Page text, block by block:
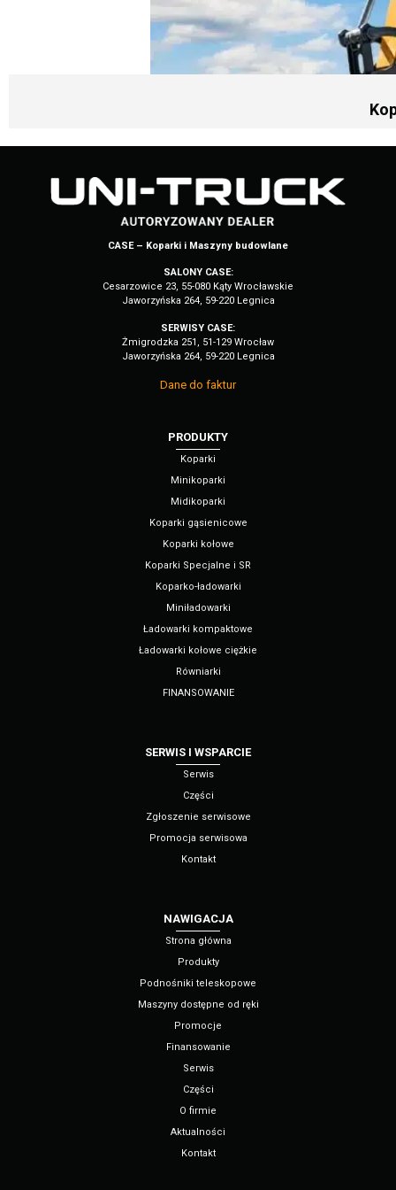
CASE – Koparki i Maszyny budowlane
SALONY CASE:
Cesarzowice 23, 55-080 Kąty Wrocławskie
Jaworzyńska 264, 59-220 Legnica
SERWISY CASE:
Żmigrodzka 251, 51-129 Wrocław
Jaworzyńska 264, 59-220 Legnica
Dane do faktur
PRODUKTY
Koparki
Minikoparki
Midikoparki
Koparki gąsienicowe
Koparki kołowe
Koparki Specjalne i SR
Koparko-ładowarki
Miniładowarki
Ładowarki kompaktowe
Ładowarki kołowe ciężkie
Równiarki
FINANSOWANIE
SERWIS I WSPARCIE
Serwis
Części
Zgłoszenie serwisowe
Promocja serwisowa
Kontakt
NAWIGACJA
Strona główna
Produkty
Podnośniki teleskopowe
Maszyny dostępne od ręki
Promocje
Finansowanie
Serwis
Części
O firmie
Aktualności
Kontakt